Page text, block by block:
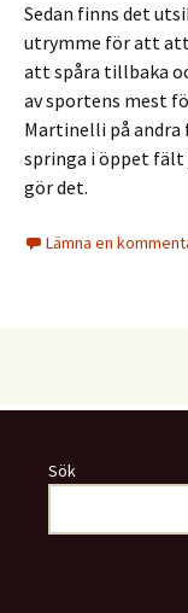
Sedan finns det
utrymme för att
att spåra tillbaka
av sportens mest
Martinelli på andra
springa i öppet fält
gör det.
Lämna en
Sök